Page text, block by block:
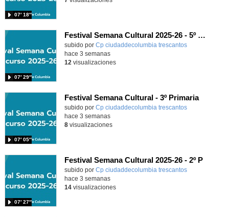
07′ 18″
Festival Semana Cultural 2025-26 - 5º de Primaria
subido por Cp ciudaddecolumbia trescantos
07′ 29″
-
hace 3 semanas
12 visualizaciones
Festival Semana Cultural - 3º Primaria
subido por Cp ciudaddecolumbia trescantos
07′ 05″
-
hace 3 semanas
8visualizaciones
Festival Semana Cultural 2025-26 - 2º P
subido por Cp ciudaddecolumbia trescantos
07′ 27″
-
hace 3 semanas
14visualizaciones